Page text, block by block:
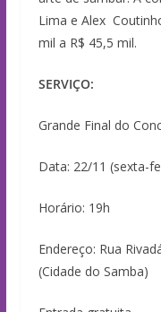
Lima e Alex
mil a R$ 45,5 mil.
SERVIÇO:
Grande Final do
Data: 22/11 (sexta-
Horário: 19h
Endereço: Rua
(Cidade do Samba)